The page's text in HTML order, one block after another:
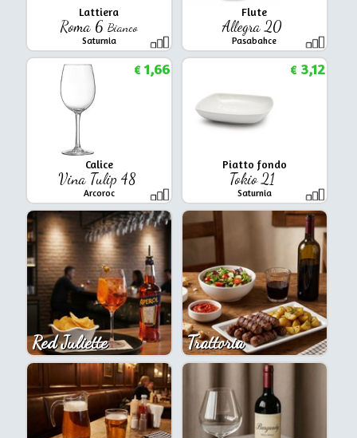
Lattiera
Roma 6Bianco
Saturnia
Flute
Allegra 20
Pasabahce
Calice
Vina Tulip 48
Arcoroc
€1,66
Piatto fondo
Tokio 21
Saturnia
€3,12
Red Juliette Trattoria